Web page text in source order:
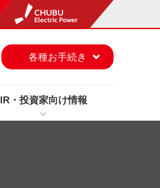
IR・投資家向け情報
各種お手続き